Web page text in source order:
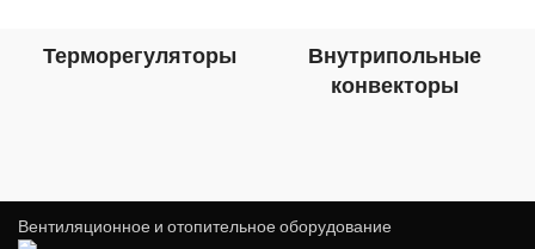
Терморегуляторы
Внутрипольные
конвекторы
Вентиляционное и отопительное оборудование